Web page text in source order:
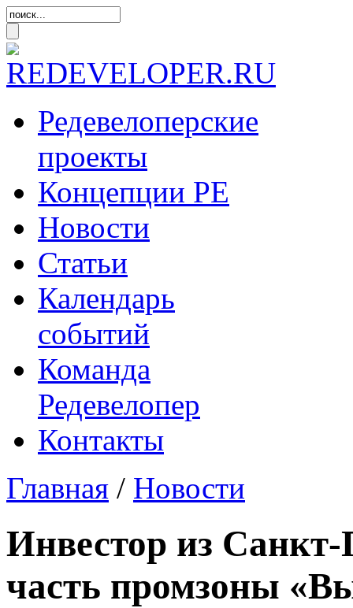
Редевелоперские
проекты
Концепции РЕ
Новости
Статьи
Календарь
событий
Команда
Редевелопер
Контакты
Главная / Новости
Инвестор из Санкт-
часть промзоны